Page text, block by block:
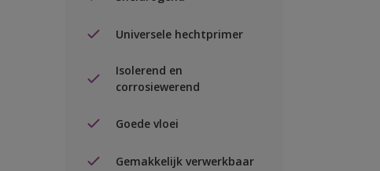
Universele hechtprimer
Isolerend en
corrosiewerend
Goede vloei
Gemakkelijk verwerkbaar